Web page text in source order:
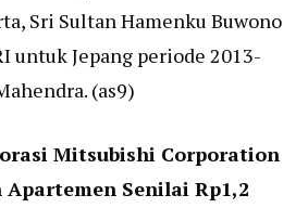
Sri Sultan Hamenku Buwono
untuk Jepang periode 2013-
(as9)
Mitsubishi Corporation
Apartemen Senilai Rp1,2